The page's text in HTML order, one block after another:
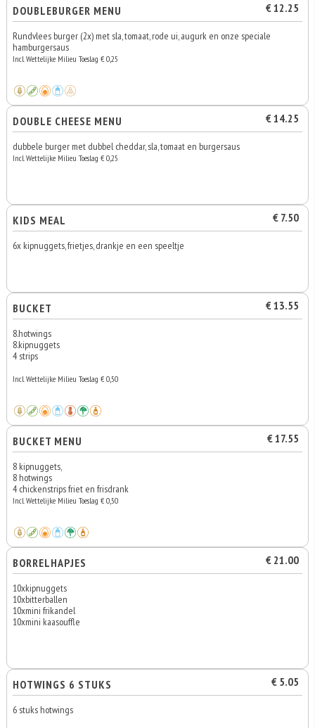
DOUBLEBURGER MENU € 12.25
Rundvlees burger (2x) met sla, tomaat, rode ui, augurk en onze speciale
hamburgersaus
Incl. Wettelijke Milieu Toeslag € 0,25
DOUBLE CHEESE MENU € 14.25
dubbele burger met dubbel cheddar, sla, tomaat en burgersaus
Incl. Wettelijke Milieu Toeslag € 0,25
KIDS MEAL € 7.50
6x kipnuggets, frietjes, drankje en een speeltje
BUCKET € 13.55
8.hotwings
8.kipnuggets
4 strips
Incl. Wettelijke Milieu Toeslag € 0,50
BUCKET MENU € 17.55
8 kipnuggets,
8 hotwings
4 chickenstrips friet en frisdrank
Incl. Wettelijke Milieu Toeslag € 0,50
BORRELHAPJES € 21.00
10xkipnuggets
10xbitterballen
10xmini frikandel
10xmini kaasouffle
HOTWINGS 6 STUKS € 5.05
6 stuks hotwings